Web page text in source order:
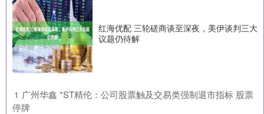
红海优配 三轮磋商谈至深夜，美伊谈判三大
议题仍待解
1 ​广州华鑫 *ST精伦：公司股票触及交易类强制退市指标 股票
停牌